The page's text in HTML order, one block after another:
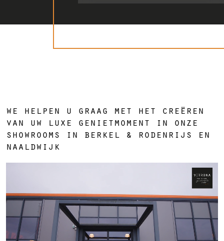
we helpen u graag met het creëren
van uw luxe genietmoment in onze
showrooms in berkel & rodenrijs en
naaldwijk